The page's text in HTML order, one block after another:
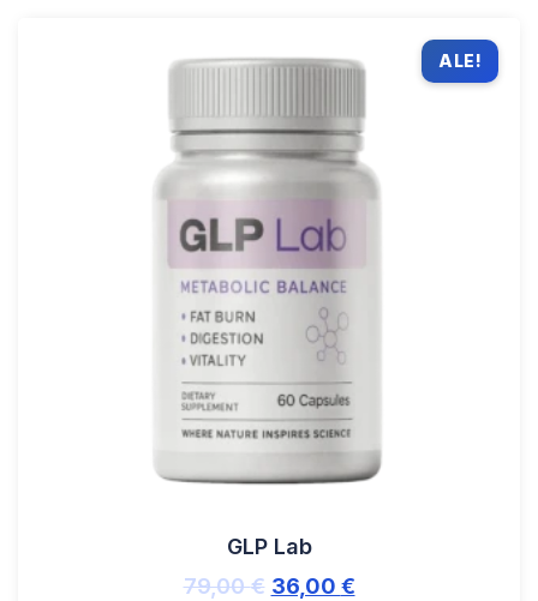
ALE!
GLP Lab
79,00€ 36,00 €